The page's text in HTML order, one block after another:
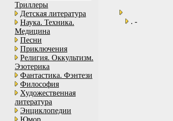
Триллеры
Детская литература
Наука. Техника.
Медицина
Песни
Приключения
Религия. Оккультизм.
Эзотерика
Фантастика. Фэнтези
Философия
Художественная
литература
Энциклопедии
Юмор
. -